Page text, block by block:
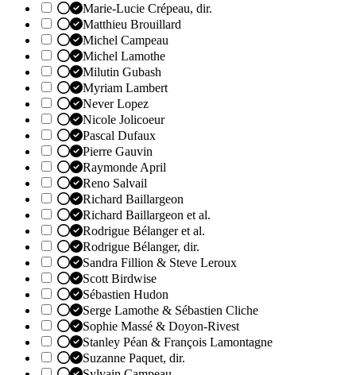
Marie-Lucie Crépeau, dir.
Matthieu Brouillard
Michel Campeau
Michel Lamothe
Milutin Gubash
Myriam Lambert
Never Lopez
Nicole Jolicoeur
Pascal Dufaux
Pierre Gauvin
Raymonde April
Reno Salvail
Richard Baillargeon
Richard Baillargeon et al.
Rodrigue Bélanger et al.
Rodrigue Bélanger, dir.
Sandra Fillion & Steve Leroux
Scott Birdwise
Sébastien Hudon
Serge Lamothe & Sébastien Cliche
Sophie Massé & Doyon-Rivest
Stanley Péan & François Lamontagne
Suzanne Paquet, dir.